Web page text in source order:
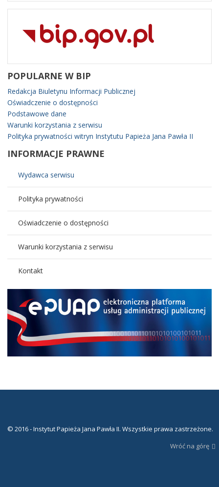
POPULARNE W BIP
Redakcja Biuletynu Informacji Publicznej
Oświadczenie o dostępności
Podstawowe dane
Warunki korzystania z serwisu
Polityka prywatności witryn Instytutu Papieża Jana Pawła II
INFORMACJE PRAWNE
Wydawca serwisu
Polityka prywatności
Oświadczenie o dostępności
Warunki korzystania z serwisu
Kontakt
© 2016 - Instytut Papieża Jana Pawła II. Wszystkie prawa zastrzeżone.
Wróć na górę